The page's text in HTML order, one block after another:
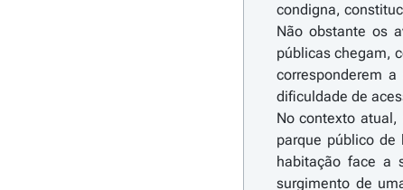
condigna,
Não obstante os
públicas chegam,
corresponderem
dificuldade de
No contexto
parque público
habitação face a
surgimento de